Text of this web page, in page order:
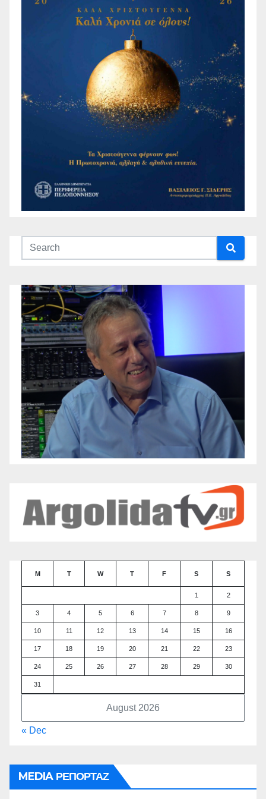
August 2026
M T W T F S S
1 2
3 4 5 6 7 8 9
10 11 12 13 14 15 16
17 18 19 20 21 22 23
24 25 26 27 28 29 30
31
« Dec
MEDIA ΡΕΠΟΡΤΑΖ